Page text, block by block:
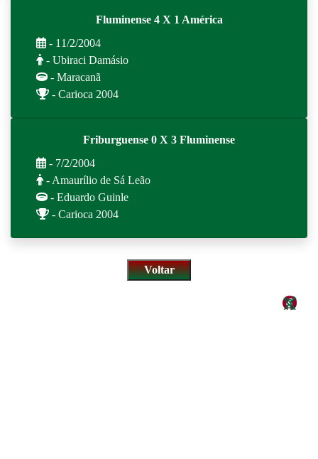
Fluminense 4 X 1 América
- 11/2/2004
- Ubiraci Damásio
- Maracanã
- Carioca 2004
Friburguense 0 X 3 Fluminense
- 7/2/2004
- Amaurílio de Sá Leão
- Eduardo Guinle
- Carioca 2004